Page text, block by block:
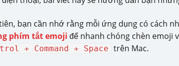
bạn cần nhớ rằng mỗi ứng dụng có cách
phím tắt emoji để nhanh chóng chèn emoji
+ Command + Space trên Mac.